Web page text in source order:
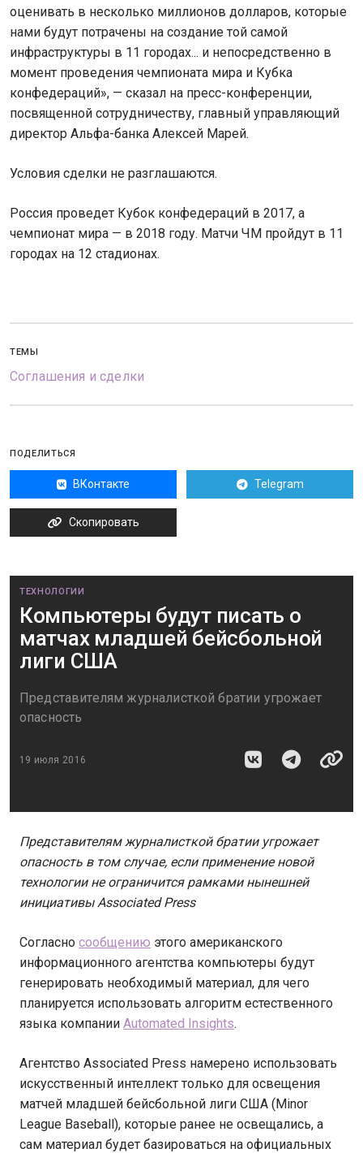
оценивать в несколько миллионов долларов, которые
нами будут потрачены на создание той самой
инфраструктуры в 11 городах... и непосредственно в
момент проведения чемпионата мира и Кубка
конфедераций», — сказал на пресс-конференции,
посвященной сотрудничеству, главный управляющий
директор Альфа-банка Алексей Марей.
Условия сделки не разглашаются.
Россия проведет Кубок конфедераций в 2017, а
чемпионат мира — в 2018 году. Матчи ЧМ пройдут в 11
городах на 12 стадионах.
ТЕМЫ
Соглашения и сделки
ПОДЕЛИТЬСЯ
ВКонтакте Telegram
Скопировать
ТЕХНОЛОГИИ
Компьютеры будут писать о
матчах младшей бейсбольной
лиги США
Представителям журналисткой братии угрожает
опасность
19 июля 2016
Представителям журналисткой братии угрожает
опасность в том случае, если применение новой
технологии не ограничится рамками нынешней
инициативы Associated Press
Согласно сообщению этого американского
информационного агентства компьютеры будут
генерировать необходимый материал, для чего
планируется использовать алгоритм естественного
языка компании Automated Insights.
Агентство Associated Press намерено использовать
искусственный интеллект только для освещения
матчей младшей бейсбольной лиги США (Minor
League Baseball), которые ранее не освещались, а
сам материал будет базироваться на официальных